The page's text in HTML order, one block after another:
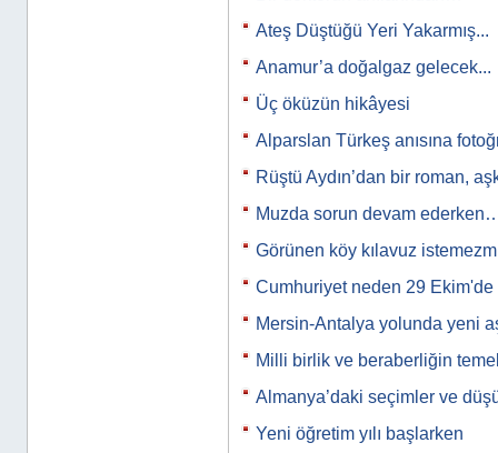
Ateş Düştüğü Yeri Yakarmış...
Anamur’a doğalgaz gelecek...
Üç öküzün hikâyesi
Alparslan Türkeş anısına
Rüştü Aydın’dan bir roman,
Muzda sorun devam
Görünen köy kılavuz
Cumhuriyet neden 29
Mersin-Antalya yolunda yeni
Milli birlik ve beraberliğin
Almanya’daki seçimler ve
Yeni öğretim yılı başlarken